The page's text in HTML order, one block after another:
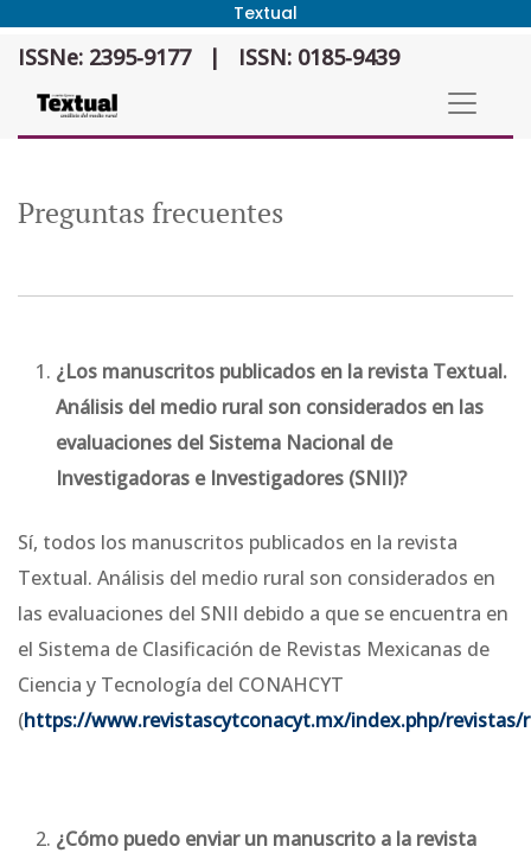
Textual
Preguntas frecuentes
ISSNe: 2395-9177 | ISSN: 0185-9439
Preguntas frecuentes
¿Los manuscritos publicados en la revista Textual.
Análisis del medio rural son considerados en las
evaluaciones del Sistema Nacional de
Investigadoras e Investigadores (SNII)?
Sí, todos los manuscritos publicados en la revista
Textual. Análisis del medio rural son considerados en
las evaluaciones del SNII debido a que se encuentra en
el Sistema de Clasificación de Revistas Mexicanas de
Ciencia y Tecnología del CONAHCYT
(https://www.revistascytconacyt.mx/index.php/revistas/
¿Cómo puedo enviar un manuscrito a la revista